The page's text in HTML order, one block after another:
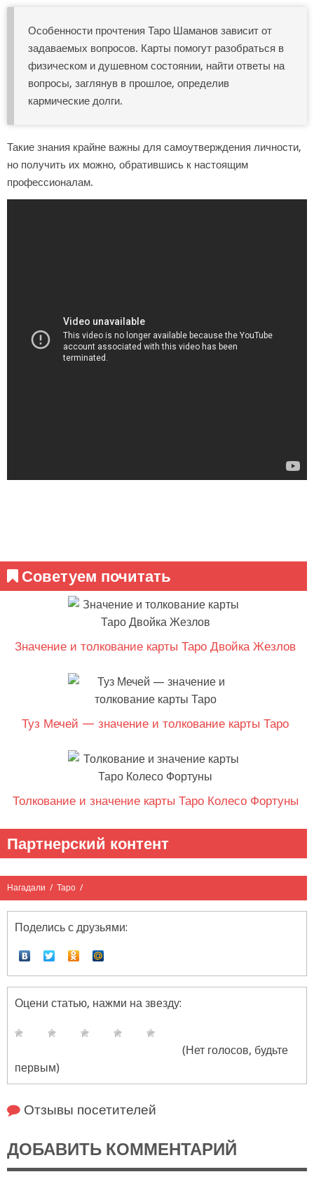
Особенности прочтения Таро Шаманов зависит от
задаваемых вопросов. Карты помогут разобраться в
физическом и душевном состоянии, найти ответы на
вопросы, заглянув в прошлое, определив
кармические долги.
Такие знания крайне важны для самоутверждения личности,
но получить их можно, обратившись к настоящим
профессионалам.
Советуем почитать
Значение и толкование карты Таро Двойка Жезлов
Туз Мечей — значение и толкование карты Таро
Толкование и значение карты Таро Колесо Фортуны
Партнерский контент
Нагадали / Таро /
Поделись с друзьями:
Оцени статью, нажми на звезду:
(Нет голосов, будьте
первым)
Отзывы посетителей
ДОБАВИТЬ КОММЕНТАРИЙ